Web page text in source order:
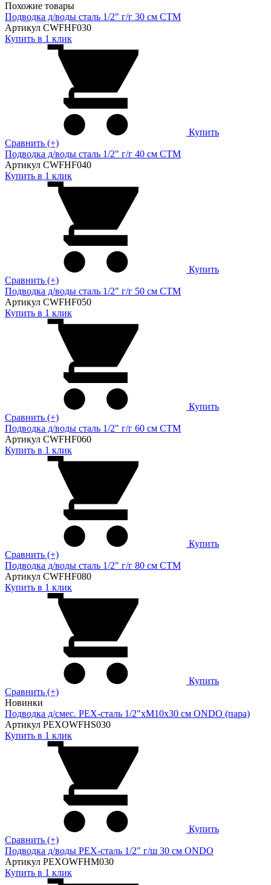
Похожие товары
Подводка д/воды сталь 1/2" г/г 30 cм CTM
Артикул CWFHF030
Купить в 1 клик
Купить
Сравнить (+)
Подводка д/воды сталь 1/2" г/г 40 cм CTM
Артикул CWFHF040
Купить в 1 клик
Купить
Сравнить (+)
Подводка д/воды сталь 1/2" г/г 50 cм CTM
Артикул CWFHF050
Купить в 1 клик
Купить
Сравнить (+)
Подводка д/воды сталь 1/2" г/г 60 cм CTM
Артикул CWFHF060
Купить в 1 клик
Купить
Сравнить (+)
Подводка д/воды сталь 1/2" г/г 80 cм CTM
Артикул CWFHF080
Купить в 1 клик
Купить
Сравнить (+)
Новинки
Подводка д/смес. PEX-сталь 1/2"xM10x30 см ONDO (пара)
Артикул PEXOWFHS030
Купить в 1 клик
Купить
Сравнить (+)
Подводка д/воды PEX-сталь 1/2" г/ш 30 cм ONDO
Артикул PEXOWFHM030
Купить в 1 клик